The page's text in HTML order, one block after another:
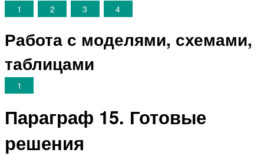
1 2 3 4
Работа с моделями, схемами,
таблицами
1
Параграф 15. Готовые
решения